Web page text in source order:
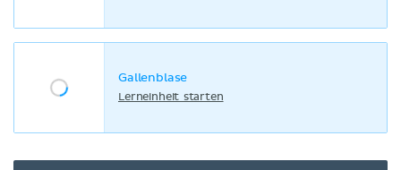
Gallenblase
Lerneinheit starten